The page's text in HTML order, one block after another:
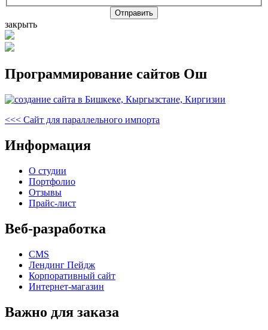
Отправить
закрыть
Программирование сайтов Ош
Навигация
по
записям
Предыдущая
<<< Сайт для параллельного импорта
Информация
О студии
Портфолио
Отзывы
Прайс-лист
Веб-разработка
CMS
Лендинг Пейдж
Корпоративный сайт
Интернет-магазин
Важно для заказа